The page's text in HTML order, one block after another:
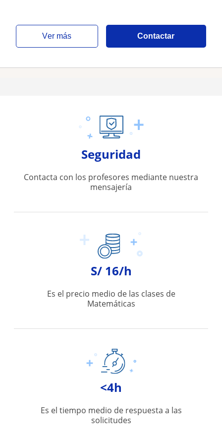
ver más Contactar
Seguridad
Contacta con los profesores mediante nuestra
mensajería
S/ 16/h
Es el precio medio de las clases de
Matemáticas
<4h
Es el tiempo medio de respuesta a las
solicitudes